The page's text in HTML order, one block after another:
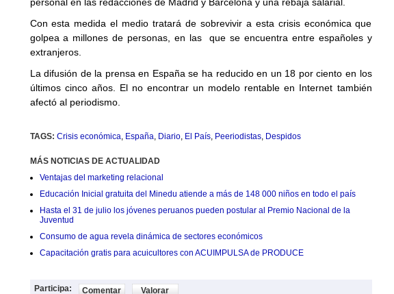
Con esta medida el medio tratará de sobrevivir a esta crisis económica que
golpea a millones de personas, en las que se encuentra entre españoles y
extranjeros.
La difusión de la prensa en España se ha reducido en un 18 por ciento en los
últimos cinco años. El no encontrar un modelo rentable en Internet también
afectó al periodismo.
TAGS: Crisis económica, España, Diario, El País, Peeriodistas, Despidos
MÁS NOTICIAS DE ACTUALIDAD
Ventajas del marketing relacional
Educación Inicial gratuita del Minedu atiende a más de 148 000 niños en todo el país
Hasta el 31 de julio los jóvenes peruanos pueden postular al Premio Nacional de la
Juventud
Consumo de agua revela dinámica de sectores económicos
Capacitación gratis para acuicultores con ACUIMPULSA de PRODUCE
Participa: Comentar Valorar